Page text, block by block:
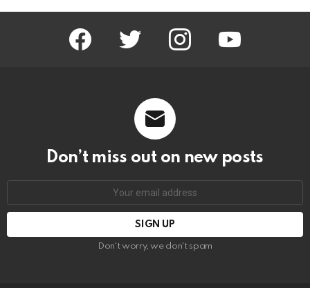
facebook twitter instagram youtube
Don’t miss out on new posts
Don't worry, we don't spam